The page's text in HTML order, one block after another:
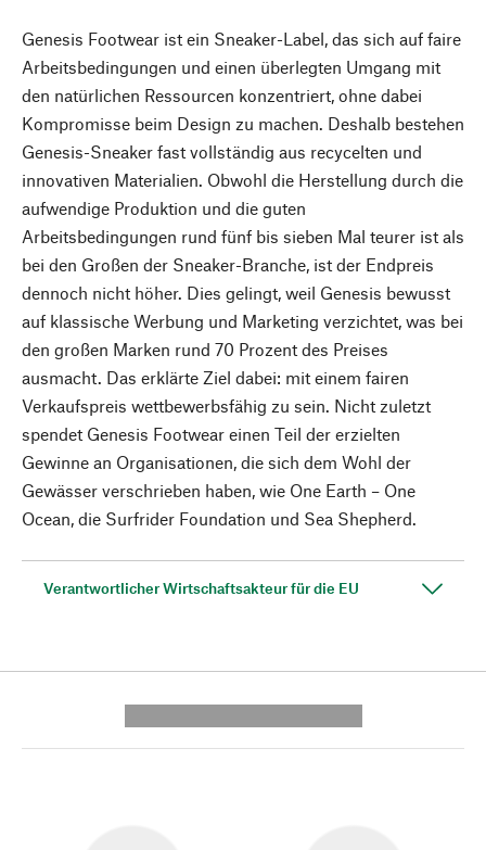
Genesis Footwear ist ein Sneaker-Label, das sich auf faire
Arbeitsbedingungen und einen überlegten Umgang mit
den natürlichen Ressourcen konzentriert, ohne dabei
Kompromisse beim Design zu machen. Deshalb bestehen
Genesis-Sneaker fast vollständig aus recycelten und
innovativen Materialien. Obwohl die Herstellung durch die
aufwendige Produktion und die guten
Arbeitsbedingungen rund fünf bis sieben Mal teurer ist als
bei den Großen der Sneaker-Branche, ist der Endpreis
dennoch nicht höher. Dies gelingt, weil Genesis bewusst
auf klassische Werbung und Marketing verzichtet, was bei
den großen Marken rund 70 Prozent des Preises
ausmacht. Das erklärte Ziel dabei: mit einem fairen
Verkaufspreis wettbewerbsfähig zu sein. Nicht zuletzt
spendet Genesis Footwear einen Teil der erzielten
Gewinne an Organisationen, die sich dem Wohl der
Gewässer verschrieben haben, wie One Earth – One
Ocean, die Surfrider Foundation und Sea Shepherd.
Verantwortlicher Wirtschaftsakteur für die EU